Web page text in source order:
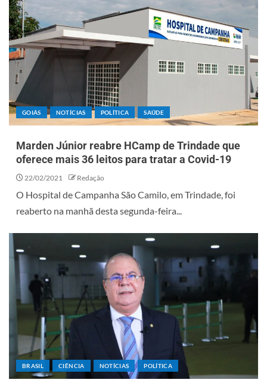
GOIÁS NOTÍCIAS POLÍTICA SAÚDE
Marden Júnior reabre HCamp de Trindade que
oferece mais 36 leitos para tratar a Covid-19
22/02/2021 Redação
O Hospital de Campanha São Camilo, em Trindade, foi
reaberto na manhã desta segunda-feira...
BRASIL CIÊNCIA NOTÍCIAS POLÍTICA